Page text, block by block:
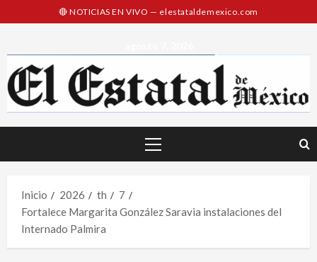
al
Menú
Inicio 2026 th
7
Fortalece Margarita González Saravia instalaciones del
Internado Palmira